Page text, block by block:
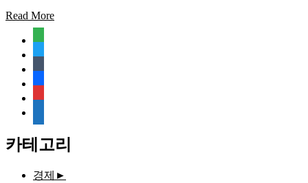
Read More
document
카테고리
경제 ►